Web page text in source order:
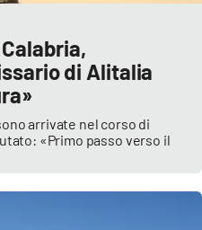
di Alitalia
arrivate nel corso di
«Primo passo verso il